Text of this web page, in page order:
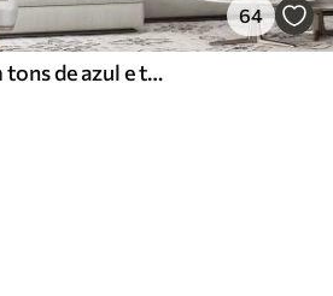
64
Flores abstratas em tons de azul e turquesa